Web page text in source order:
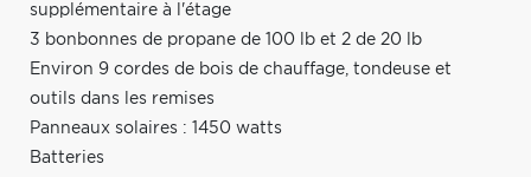
supplémentaire à l'étage
3 bonbonnes de propane de 100 lb et 2 de 20 lb
Environ 9 cordes de bois de chauffage, tondeuse et
outils dans les remises
Panneaux solaires : 1450 watts
Batteries